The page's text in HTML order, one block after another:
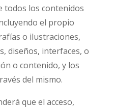
todos los contenidos
el propio
o ilustraciones,
diseños, interfaces, o
o contenido, y los
del mismo.
que el acceso,